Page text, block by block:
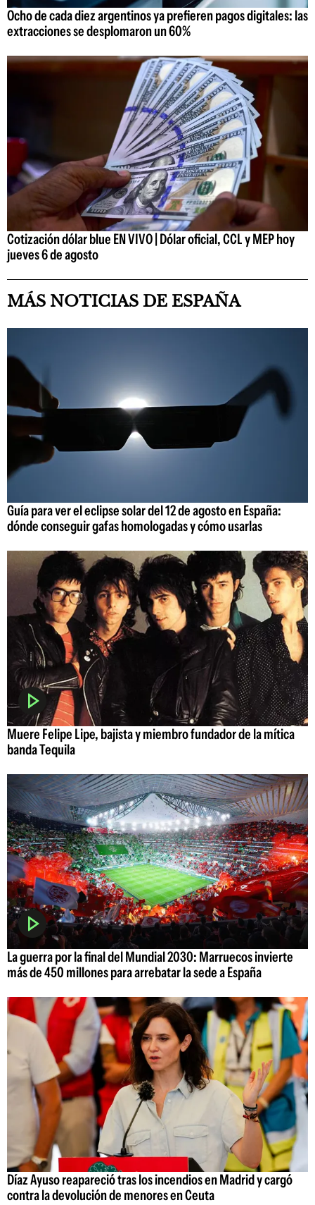
Ocho de cada diez argentinos ya prefieren pagos digitales: las
extracciones se desplomaron un 60%
Cotización dólar blue EN VIVO | Dólar oficial, CCL y MEP hoy
jueves 6 de agosto
MÁS NOTICIAS DE ESPAÑA
Guía para ver el eclipse solar del 12 de agosto en España:
dónde conseguir gafas homologadas y cómo usarlas
Muere Felipe Lipe, bajista y miembro fundador de la mítica
banda Tequila
La guerra por la final del Mundial 2030: Marruecos invierte
más de 450 millones para arrebatar la sede a España
Díaz Ayuso reapareció tras los incendios en Madrid y cargó
contra la devolución de menores en Ceuta